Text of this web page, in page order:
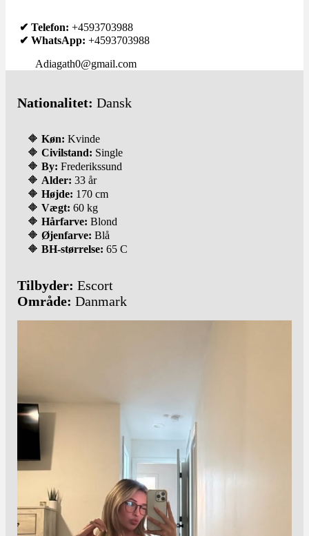
✔ Telefon: +4593703988
✔ WhatsApp: +4593703988
Adiagath0@gmail.com
Nationalitet: Dansk
🔶 Køn: Kvinde
🔶 Civilstand: Single
🔶 By: Frederikssund
🔶 Alder: 33 år
🔶 Højde: 170 cm
🔶 Vægt: 60 kg
🔶 Hårfarve: Blond
🔶 Øjenfarve: Blå
🔶 BH-størrelse: 65 C
Tilbyder: Escort
Område: Danmark